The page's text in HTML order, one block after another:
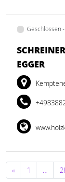
Geschlossen
EGGER
« 1 …